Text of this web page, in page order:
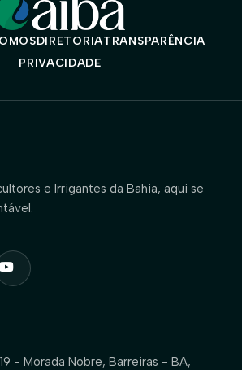
DIRETORIATRANSPARÊNCIA
PRIVACIDADE
e Irrigantes da Bahia, aqui se
- Morada Nobre, Barreiras - BA,